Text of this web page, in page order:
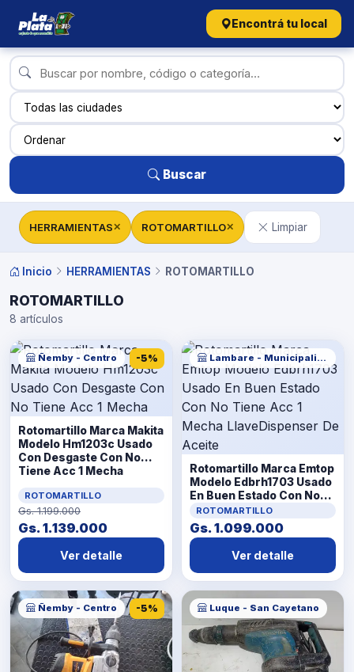
Encontrá tu local
Buscar
HERRAMIENTAS✕ ROTOMARTILLO✕ Limpiar
Inicio HERRAMIENTAS ROTOMARTILLO
ROTOMARTILLO
8 artículos
Ñemby - Centro -5%
Rotomartillo Marca Makita
Modelo Hm1203c Usado
Con Desgaste Con No
Tiene Acc 1 Mecha
ROTOMARTILLO
Gs. 1.199.000
Gs. 1.139.000
Ver detalle
Lambare - Municipalidad
Rotomartillo Marca Emtop
Modelo Edbrh1703 Usado
En Buen Estado Con No
Tiene Acc 1 Mecha
LlaveDispenser De Aceite
ROTOMARTILLO
Gs. 1.099.000
Ver detalle
Ñemby - Centro -5% Luque - San Cayetano